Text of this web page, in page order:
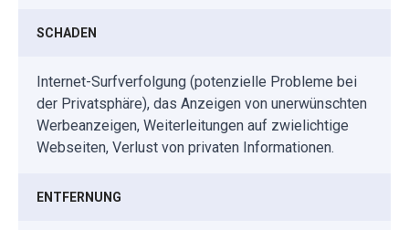
SCHADEN
Internet-Surfverfolgung (potenzielle Probleme bei
der Privatsphäre), das Anzeigen von unerwünschten
Werbeanzeigen, Weiterleitungen auf zwielichtige
Webseiten, Verlust von privaten Informationen.
ENTFERNUNG